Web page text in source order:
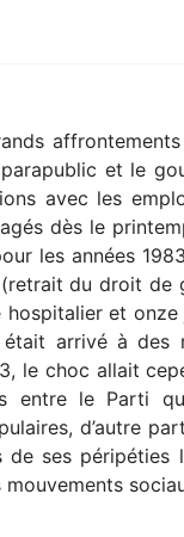
et le
avec les
dès le
les années
du droit de
et
arrivé à des
le choc allait
entre le Parti
d’autre
ses péripéties